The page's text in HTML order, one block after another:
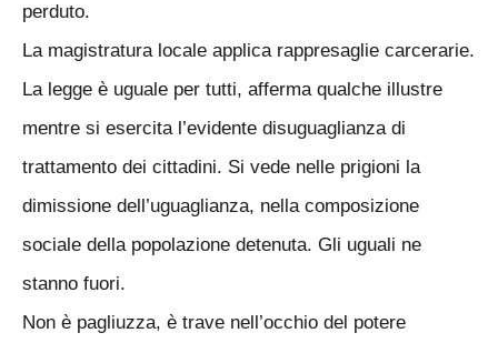
perduto.
La magistratura locale applica rappresaglie carcerarie.
La legge è uguale per tutti, afferma qualche illustre
mentre si esercita l’evidente disuguaglianza di
trattamento dei cittadini. Si vede nelle prigioni la
dimissione dell’uguaglianza, nella composizione
sociale della popolazione detenuta. Gli uguali ne
stanno fuori.
Non è pagliuzza, è trave nell’occhio del potere